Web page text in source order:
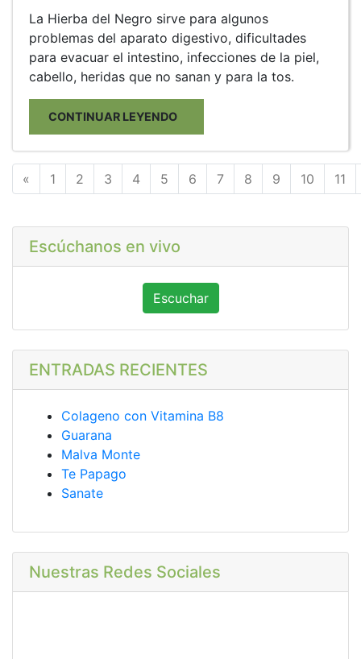
La Hierba del Negro sirve para algunos
problemas del aparato digestivo, dificultades
para evacuar el intestino, infecciones de la piel,
cabello, heridas que no sanan y para la tos.
CONTINUAR LEYENDO
« Anterior
1 2 3 4 5 6 7 8 9 10 11
Escúchanos en vivo
Escuchar
ENTRADAS RECIENTES
Colageno con Vitamina B8
Guarana
Malva Monte
Te Papago
Sanate
Nuestras Redes Sociales